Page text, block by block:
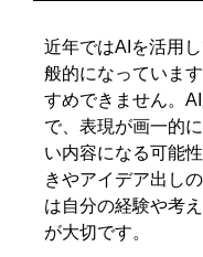
近年ではAIを活用
般的になっていま
すめできません。
で、表現が画一的
い内容になる可能
きやアイデア出し
は自分の経験や考
が大切です。